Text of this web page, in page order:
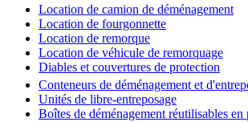
Location de camion de déménagement
Location de fourgonnette
Location de remorque
Location de véhicule de remorquage
Diables et couvertures de protection
Conteneurs de déménagement et
Unités de libre-entreposage
Boîtes de déménagement réutilisables en